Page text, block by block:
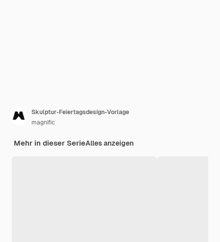
Skulptur-Feiertagsdesign-Vorlage
magnific
Mehr in dieser SerieAlles anzeigen